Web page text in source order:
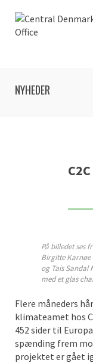
NYHEDER
På billedet ses
Birgitte Karnøe
og Tais Sandal
med et glas
Flere måneders
klimateamet hos
452 sider til
spænding frem
projektet er gået